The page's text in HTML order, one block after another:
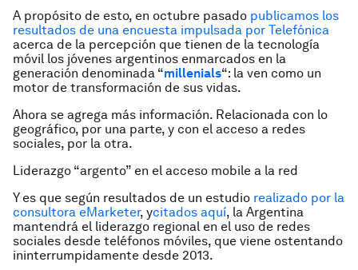
A propósito de esto, en octubre pasado publicamos los
resultados de una encuesta impulsada por Telefónica
acerca de la percepción que tienen de la tecnología
móvil los jóvenes argentinos enmarcados en la
generación denominada “millenials“: la ven como un
motor de transformación de sus vidas.
Ahora se agrega más información. Relacionada con lo
geográfico, por una parte, y con el acceso a redes
sociales, por la otra.
Liderazgo “argento” en el acceso mobile a la red
Y es que según resultados de un estudio realizado por la
consultora eMarketer, ycitados aquí, la Argentina
mantendrá el liderazgo regional en el uso de redes
sociales desde teléfonos móviles, que viene ostentando
ininterrumpidamente desde 2013.